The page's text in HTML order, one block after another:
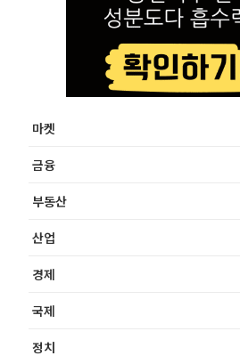
마켓
금융
부동산
산업
경제
국제
정치